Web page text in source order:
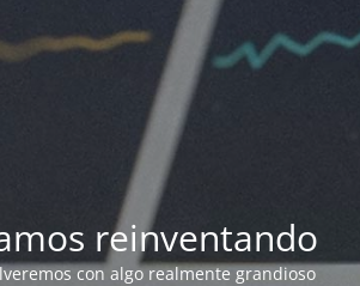
reinventando
con algo realmente grandioso